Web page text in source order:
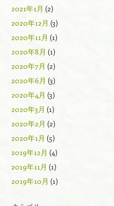
2021年1月 (2)
2020年12月 (3)
2020年11月 (1)
2020年8月 (1)
2020年7月 (2)
2020年6月 (3)
2020年4月 (3)
2020年3月 (1)
2020年2月 (2)
2020年1月 (5)
2019年12月 (4)
2019年11月 (1)
2019年10月 (1)